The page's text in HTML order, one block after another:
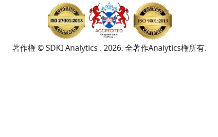
著作権 © SDKI Analytics . 2026. 全著作Analytics権所有.